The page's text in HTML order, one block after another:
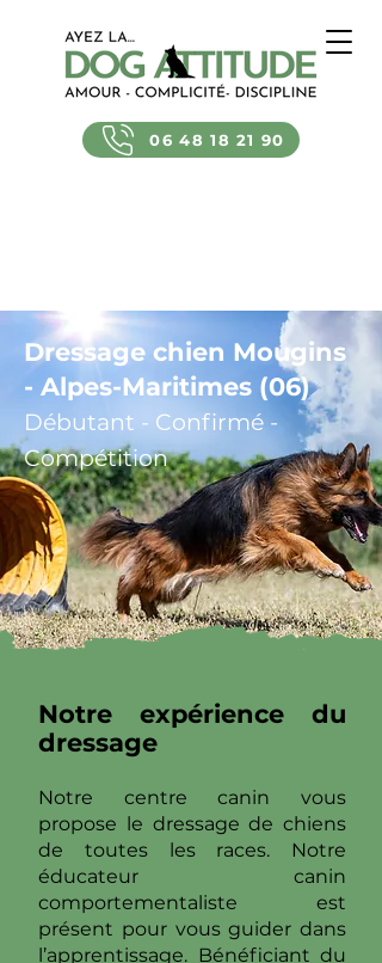
06 48 18 21 90
Dressage chien Mougins
- Alpes-Maritimes (06)
Débutant - Confirmé -
Compétition
Notre expérience du
dressage
Notre centre canin vous
propose le dressage de chiens
de toutes les races. Notre
éducateur canin
comportementaliste est
présent pour vous guider dans
l’apprentissage. Bénéficiant du